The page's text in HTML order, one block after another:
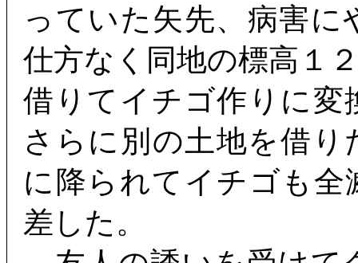
っていた矢先、病害
仕方なく同地の標高１
借りてイチゴ作りに変
さらに別の土地を借
に降られてイチゴも
差した。